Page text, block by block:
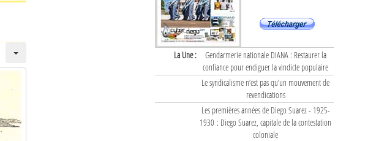
La Une :
Gendarmerie nationale DIANA : Restaurer la
confiance pour endiguer la vindicte populaire
Le syndicalisme n’est pas qu’un mouvement de
revendications
Les premières années de Diego Suarez - 1925-
1930 : Diego Suarez, capitale de la contestation
coloniale